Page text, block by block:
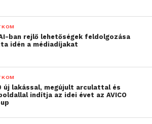
ban rejlő lehetőségek feldolgozása
idén a médiadíjakat
új lakással, megújult arculattal és
indítja az idei évet az AVICO